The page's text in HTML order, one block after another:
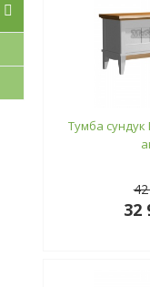
Тумба
32